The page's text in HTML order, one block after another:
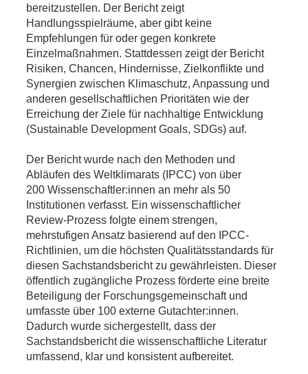
bereitzustellen. Der Bericht zeigt
Handlungsspielräume, aber gibt keine
Empfehlungen für oder gegen konkrete
Einzelmaßnahmen. Stattdessen zeigt der Bericht
Risiken, Chancen, Hindernisse, Zielkonflikte und
Synergien zwischen Klimaschutz, Anpassung und
anderen gesellschaftlichen Prioritäten wie der
Erreichung der Ziele für nachhaltige Entwicklung
(Sustainable Development Goals, SDGs) auf.
Der Bericht wurde nach den Methoden und
Abläufen des Weltklimarats (IPCC) von über
200 Wissenschaftler:innen an mehr als 50
Institutionen verfasst. Ein wissenschaftlicher
Review-Prozess folgte einem strengen,
mehrstufigen Ansatz basierend auf den IPCC-
Richtlinien, um die höchsten Qualitätsstandards für
diesen Sachstandsbericht zu gewährleisten. Dieser
öffentlich zugängliche Prozess förderte eine breite
Beteiligung der Forschungsgemeinschaft und
umfasste über 100 externe Gutachter:innen.
Dadurch wurde sichergestellt, dass der
Sachstandsbericht die wissenschaftliche Literatur
umfassend, klar und konsistent aufbereitet.